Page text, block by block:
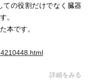
ての役割だけでなく臓器
。
本です。
詳細をみる